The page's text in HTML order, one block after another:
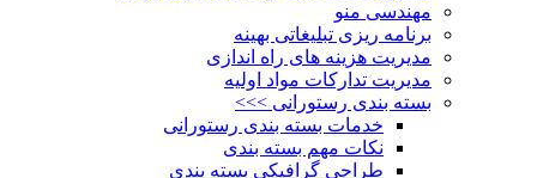
مهندسی منو
برنامه ریزی تبلیغاتی بهینه
مدیریت هزینه های راه اندازی
مدیریت تدارکات مواد اولیه
بسته بندی رستورانی >>>
خدمات بسته بندی رستورانی
نکات مهم بسته بندی
طراحی گرافیکی بسته بندی